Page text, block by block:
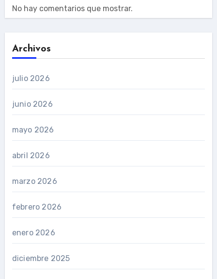
No hay comentarios que mostrar.
Archivos
julio 2026
junio 2026
mayo 2026
abril 2026
marzo 2026
febrero 2026
enero 2026
diciembre 2025